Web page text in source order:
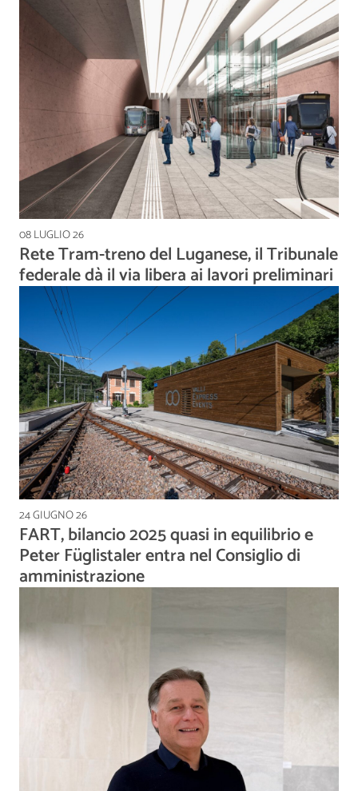
08 LUGLIO 26
Rete Tram-treno del Luganese, il Tribunale
federale dà il via libera ai lavori preliminari
24 GIUGNO 26
FART, bilancio 2025 quasi in equilibrio e
Peter Füglistaler entra nel Consiglio di
amministrazione